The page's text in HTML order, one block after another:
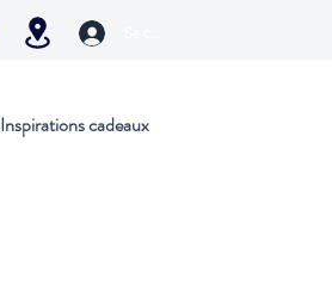
Inspirations cadeaux